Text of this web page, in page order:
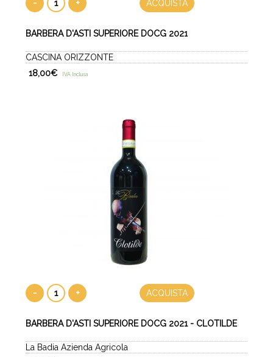
- + ACQUISTA
BARBERA D'ASTI SUPERIORE DOCG 2021
CASCINA ORIZZONTE
18,00€ IVA Inclusa
- + ACQUISTA
BARBERA D'ASTI SUPERIORE DOCG 2021 - CLOTILDE
La Badia Azienda Agricola